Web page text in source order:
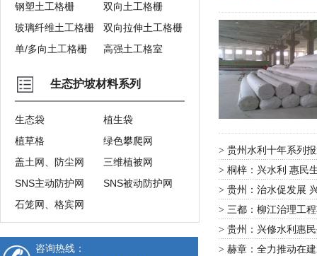
钢塑土工格栅
双向土工格栅
玻璃纤维土工格栅
双向拉伸土工格栅
单/多向土工格栅
高强土工格室
生态护坡材料系列
生态袋
植生袋
植草格
绿色攀爬网
盖土网、防尘网
三维植被网
SNS主动防护网
SNS被动防护网
石笼网、格宾网
咨询热线：
> 贵州水利十年系列
> 桐梓：兴水利 惠民
> 贵州：治水促发展
> 三都：柳江治理工
> 贵州：兴修水利惠
> 赫章：全力推动在